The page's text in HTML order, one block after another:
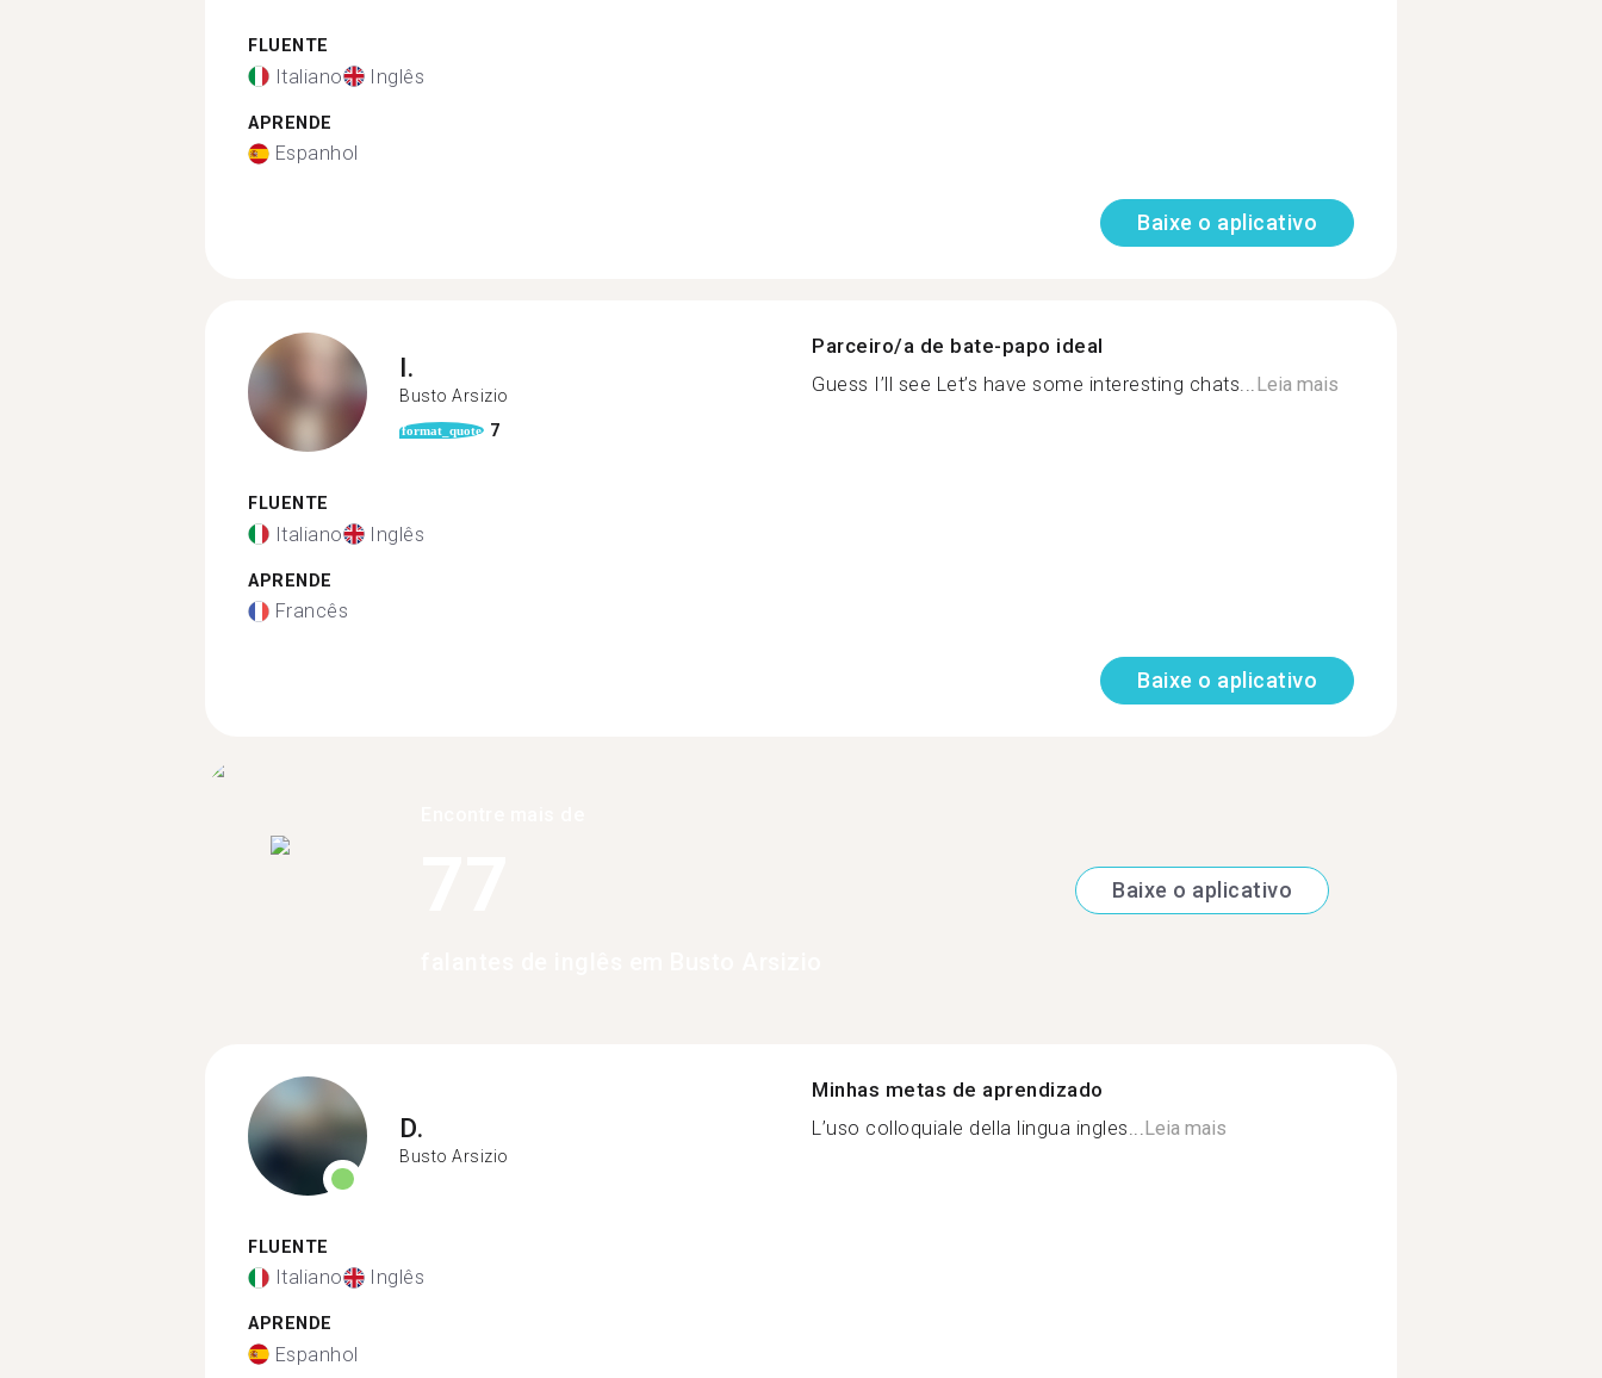
FLUENTE
Italiano Inglês
APRENDE
Espanhol
Baixe o aplicativo
I.
Busto Arsizio
format_quote 7
FLUENTE
Italiano Inglês
APRENDE
Francês
Parceiro/a de bate-papo ideal
Guess I’ll see Let’s have some interesting chats...Leia mais
Baixe o aplicativo
Baixe o aplicativo
D.
Busto Arsizio
FLUENTE
Italiano Inglês
APRENDE
Espanhol
Minhas metas de aprendizado
L’uso colloquiale della lingua ingles... Leia mais